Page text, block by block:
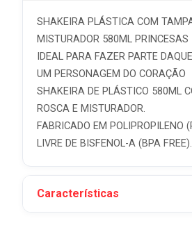
SHAKEIRA PLÁSTICA COM
MISTURADOR 580ML
IDEAL PARA FAZER PARTE
UM PERSONAGEM DO CORAÇÃO
SHAKEIRA DE PLÁSTICO 580ML
ROSCA E MISTURADOR.
FABRICADO EM POLIPROPILENO
LIVRE DE BISFENOL-A (BPA FREE).
Características